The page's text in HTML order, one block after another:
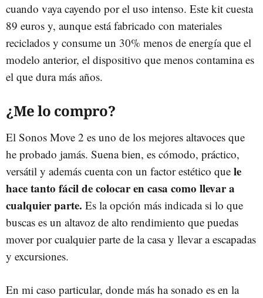
cuando vaya cayendo por el uso intenso. Este kit cuesta
89 euros y, aunque está fabricado con materiales
reciclados y consume un 30% menos de energía que el
modelo anterior, el dispositivo que menos contamina es
el que dura más años.
¿Me lo compro?
El Sonos Move 2 es uno de los mejores altavoces que
he probado jamás. Suena bien, es cómodo, práctico,
versátil y además cuenta con un factor estético que le
hace tanto fácil de colocar en casa como llevar a
cualquier parte. Es la opción más indicada si lo que
buscas es un altavoz de alto rendimiento que puedas
mover por cualquier parte de la casa y llevar a escapadas
y excursiones.
En mi caso particular, donde más ha sonado es en la